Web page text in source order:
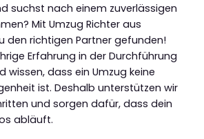
suchst nach einem zuverlässigen
Mit Umzug Richter aus
den richtigen Partner gefunden!
Erfahrung in der Durchführung
wissen, dass ein Umzug keine
ist. Deshalb unterstützen wir
und sorgen dafür, dass dein
abläuft.